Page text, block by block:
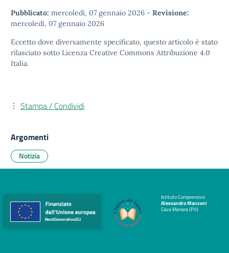
Pubblicato: mercoledì, 07 gennaio 2026 - Revisione:
mercoledì, 07 gennaio 2026
Eccetto dove diversamente specificato, questo articolo è stato
rilasciato sotto Licenza Creative Commons Attribuzione 4.0
Italia.
Stampa / Condividi
Argomenti
Notizia
Istituto Comprensivo
Alessandro Manzoni
Cava Manara (PV)